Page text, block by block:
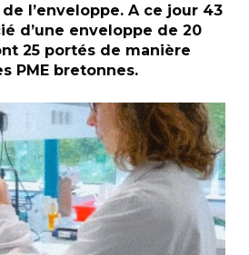
l’enveloppe. A ce jour 43
d’une enveloppe de 20
25 portés de manière
PME bretonnes.